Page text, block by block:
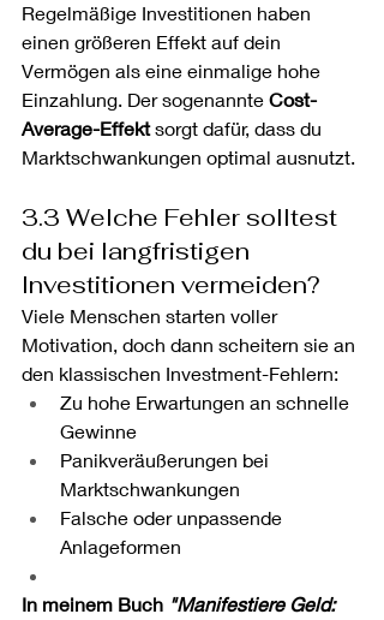
Regelmäßige Investitionen haben
einen größeren Effekt auf dein
Vermögen als eine einmalige hohe
Einzahlung. Der sogenannte Cost-
Average-Effekt sorgt dafür, dass du
Marktschwankungen optimal ausnutzt.
3.3 Welche Fehler solltest
du bei langfristigen
Investitionen vermeiden?
Viele Menschen starten voller
Motivation, doch dann scheitern sie an
den klassischen Investment-Fehlern:
Zu hohe Erwartungen an schnelle
Gewinne
Panikveräußerungen bei
Marktschwankungen
Falsche oder unpassende
Anlageformen
In meinem Buch "Manifestiere Geld: